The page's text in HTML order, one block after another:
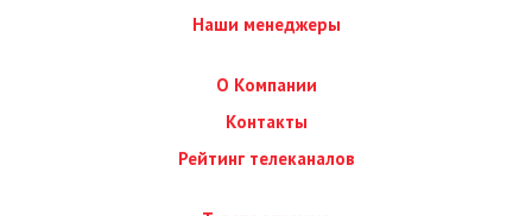
Наши менеджеры
О Компании
Контакты
Рейтинг телеканалов